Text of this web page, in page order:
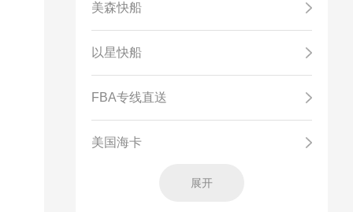
美森快船
以星快船
FBA专线直送
美国海卡
展开